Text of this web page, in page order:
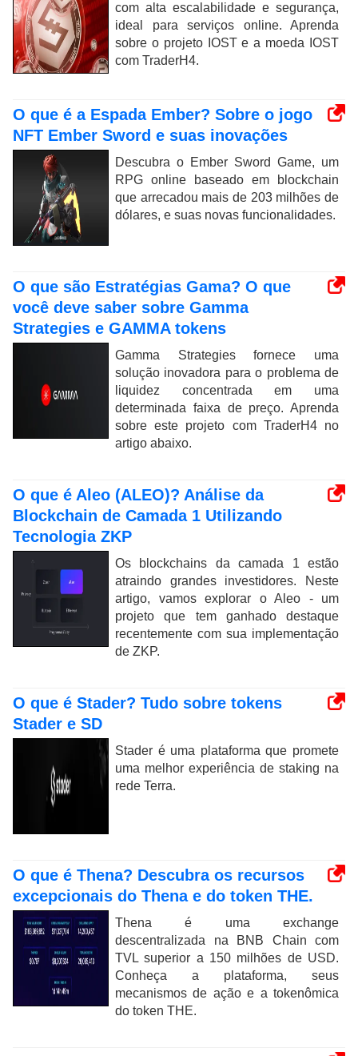
com alta escalabilidade e segurança,
ideal para serviços online. Aprenda
sobre o projeto IOST e a moeda IOST
com TraderH4.
O que é a Espada Ember? Sobre o jogo
NFT Ember Sword e suas inovações
Descubra o Ember Sword Game, um
RPG online baseado em blockchain
que arrecadou mais de 203 milhões de
dólares, e suas novas funcionalidades.
O que são Estratégias Gama? O que
você deve saber sobre Gamma
Strategies e GAMMA tokens
Gamma Strategies fornece uma
solução inovadora para o problema de
liquidez concentrada em uma
determinada faixa de preço. Aprenda
sobre este projeto com TraderH4 no
artigo abaixo.
O que é Aleo (ALEO)? Análise da
Blockchain de Camada 1 Utilizando
Tecnologia ZKP
Os blockchains da camada 1 estão
atraindo grandes investidores. Neste
artigo, vamos explorar o Aleo - um
projeto que tem ganhado destaque
recentemente com sua implementação
de ZKP.
O que é Stader? Tudo sobre tokens
Stader e SD
Stader é uma plataforma que promete
uma melhor experiência de staking na
rede Terra.
O que é Thena? Descubra os recursos
excepcionais do Thena e do token THE.
Thena é uma exchange
descentralizada na BNB Chain com
TVL superior a 150 milhões de USD.
Conheça a plataforma, seus
mecanismos de ação e a tokenômica
do token THE.